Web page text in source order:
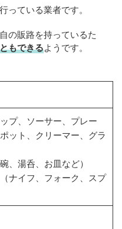
っている業者です。
の販路を持っているた
もできるようです。
プ、ソーサー、プレー
ット、クリーマー、グラ
、湯呑、お皿など）
ナイフ、フォーク、スプ